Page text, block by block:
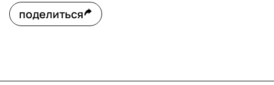
поделиться